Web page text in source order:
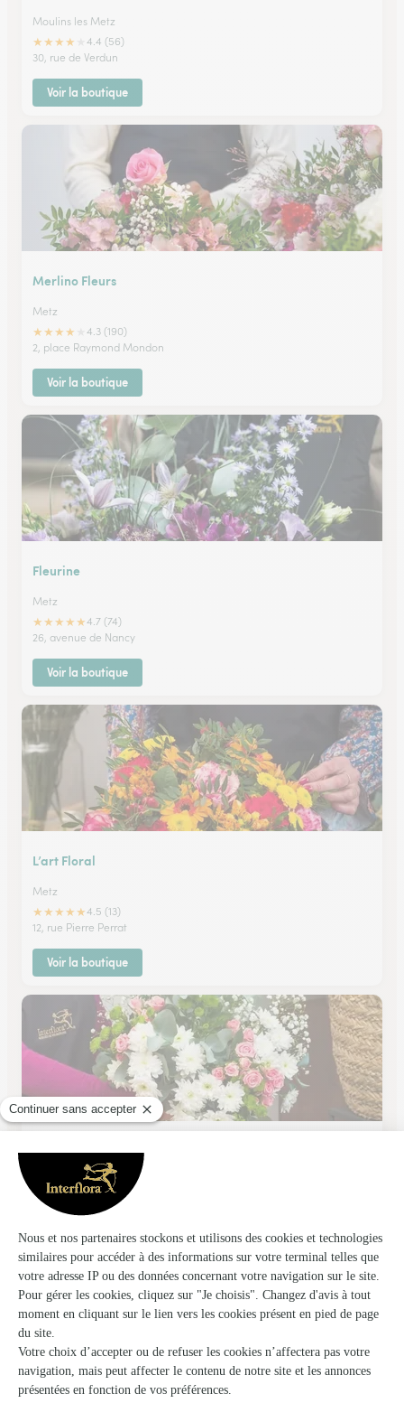
Moulins les Metz
★★★★
4.4 (56)
30, rue de Verdun
Voir la boutique
Merlino Fleurs
Metz
★★★★
4.3 (190)
2, place Raymond Mondon
Voir la boutique
Fleurine
Metz
★★★★★4.7 (74)
26, avenue de Nancy
Voir la boutique
L’art Floral
Metz
★★★★★4.5 (13)
12, rue Pierre Perrat
Voir la boutique
Au Lys D’or
Piennes
★★
4.3 (37)
15, rue Ambroise Croizat
Voir la boutique